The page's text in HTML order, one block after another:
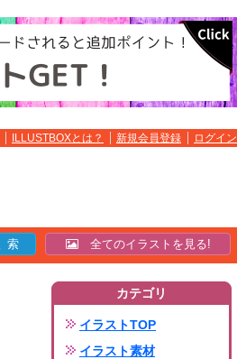
ILLUSTBOXとは？ 新規会員登録 ログイン
全てのイラストを見る!
カテゴリ
イラストTOP
イラスト素材